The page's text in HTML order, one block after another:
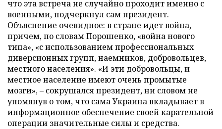
что эта встреча не случайно проходит именно с
военными, подчеркнул сам президент.
Объяснение очевидное: в стране идет война,
причем, по словам Порошенко, «война нового
типа», «с использованием профессиональных
диверсионных групп, наемников, добровольцев,
местного населения». «И эти добровольцы, и
местное население имеют очень промытые
мозги», – сокрушался президент, ни словом не
упомянув о том, что сама Украина вкладывает в
информационное обеспечение своей карательной
операции значительные силы и средства.